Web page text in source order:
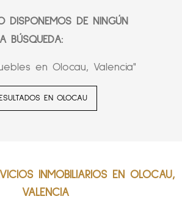
DISPONEMOS DE NINGÚN
BÚSQUEDA:
en Olocau, Valencia"
EN OLOCAU
INMOBILIARIOS EN OLOCAU,
VALENCIA